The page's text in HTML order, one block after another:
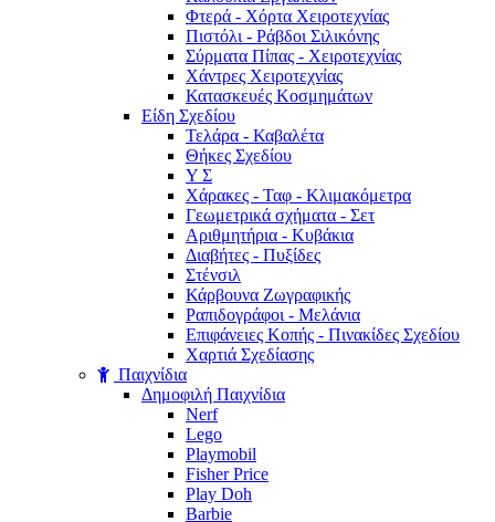
Φτερά - Χόρτα Xειροτεχνίας
Πιστόλι - Ράβδοι Σιλικόνης
Σύρματα Πίπας - Χειροτεχνίας
Χάντρες Χειροτεχνίας
Κατασκευές Κοσμημάτων
Είδη Σχεδίου
Τελάρα - Καβαλέτα
Θήκες Σχεδίου
Υ Σ
Χάρακες - Ταφ - Κλιμακόμετρα
Γεωμετρικά σχήματα - Σετ
Αριθμητήρια - Κυβάκια
Διαβήτες - Πυξίδες
Στένσιλ
Κάρβουνα Ζωγραφικής
Ραπιδογράφοι - Μελάνια
Επιφάνειες Κοπής - Πινακίδες Σχεδίου
Χαρτιά Σχεδίασης
Παιχνίδια
Δημοφιλή Παιχνίδια
Nerf
Lego
Playmobil
Fisher Price
Play Doh
Barbie